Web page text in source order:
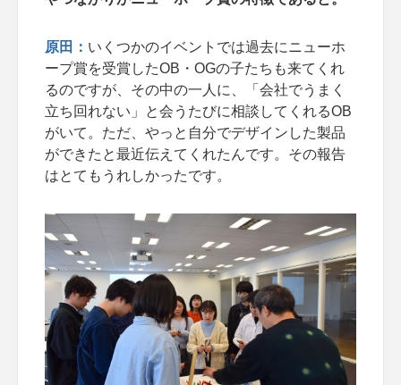
原田： いくつかのイベントでは過去にニューホ
ープ賞を受賞したOB・OGの子たちも来てくれ
るのですが、その中の一人に、「会社でうまく
立ち回れない」と会うたびに相談してくれるOB
がいて。ただ、やっと自分でデザインした製品
ができたと最近伝えてくれたんです。その報告
はとてもうれしかったです。